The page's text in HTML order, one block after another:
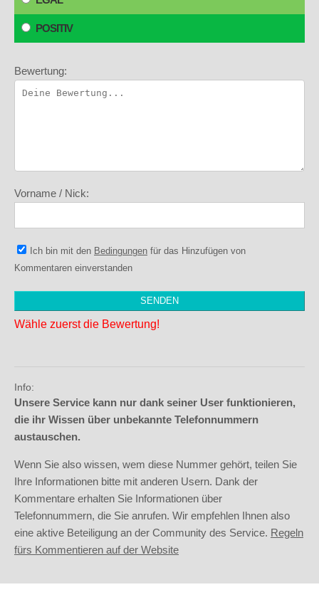
POSITIV
Bewertung:
Vorname / Nick:
Ich bin mit den Bedingungen für das Hinzufügen von
Kommentaren einverstanden
Wähle zuerst die Bewertung!
Info:
Unsere Service kann nur dank seiner User funktionieren,
die ihr Wissen über unbekannte Telefonnummern
austauschen.
Wenn Sie also wissen, wem diese Nummer gehört, teilen Sie
Ihre Informationen bitte mit anderen Usern. Dank der
Kommentare erhalten Sie Informationen über
Telefonnummern, die Sie anrufen. Wir empfehlen Ihnen also
eine aktive Beteiligung an der Community des Service. Regeln
fürs Kommentieren auf der Website